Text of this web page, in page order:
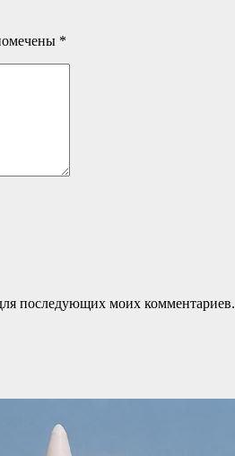
*
последующих моих комментариев.